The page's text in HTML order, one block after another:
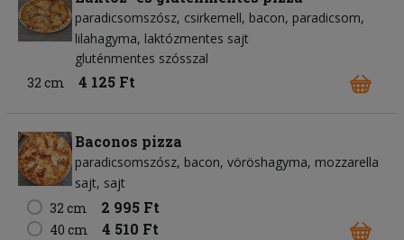
paradicsomszósz csirkemell bacon paradicsom
lilahagyma laktózmentes sajt
gluténmentes szósszal
32 cm
4 125 Ft
Baconos pizza
paradicsomszósz bacon vöröshagyma mozzarella
sajt sajt
32 cm
2 995 Ft
40 cm 4 510 Ft